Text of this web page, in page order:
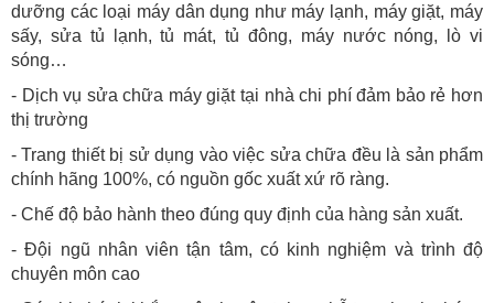
dưỡng các loại máy dân dụng như máy lạnh, máy giặt, máy
sấy, sửa tủ lạnh, tủ mát, tủ đông, máy nước nóng, lò vi
sóng…
- Dịch vụ sửa chữa máy giặt tại nhà chi phí đảm bảo rẻ hơn
thị trường
- Trang thiết bị sử dụng vào việc sửa chữa đều là sản phẩm
chính hãng 100%, có nguồn gốc xuất xứ rõ ràng.
- Chế độ bảo hành theo đúng quy định của hàng sản xuất.
- Đội ngũ nhân viên tận tâm, có kinh nghiệm và trình độ
chuyên môn cao